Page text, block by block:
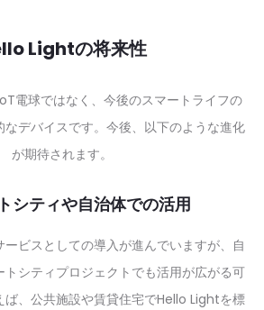
Lightの将来性
電球ではなく、今後のスマートライフの
デバイスです。今後、以下のような進化
が期待されます。
シティや自治体での活用
ビスとしての導入が進んでいますが、自
シティプロジェクトでも活用が広がる可
ば、公共施設や賃貸住宅でHello Lightを標